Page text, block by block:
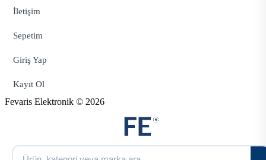
İletişim
Sepetim
Giriş Yap
Kayıt Ol
Fevaris Elektronik © 2026